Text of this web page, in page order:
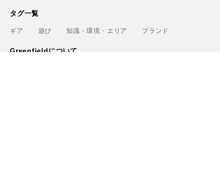
タグ一覧
ギア 遊び 知識・環境・エリア ブランド
Greenfieldについて